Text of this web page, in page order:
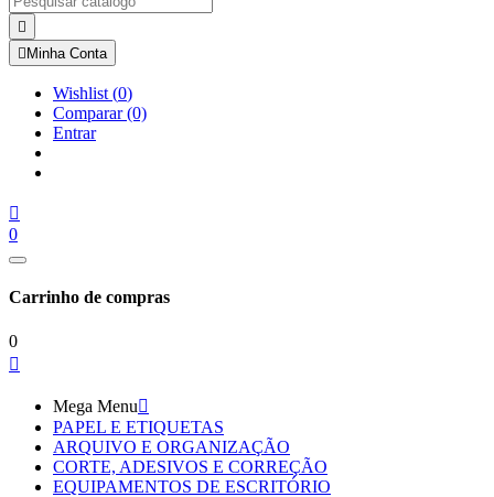

 Minha Conta
Wishlist (0)
Comparar(0)
Entrar

0
Carrinho de compras
0

Mega Menu
PAPEL E ETIQUETAS
ARQUIVO E ORGANIZAÇÃO
CORTE, ADESIVOS E CORREÇÃO
EQUIPAMENTOS DE ESCRITÓRIO